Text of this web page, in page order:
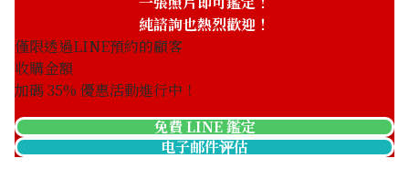
純諮詢也熱烈歡迎！
僅限透過LINE預約的顧客
收購金額
加碼35% 優惠活動進行中！
免費 LINE 鑑定
电子邮件评估